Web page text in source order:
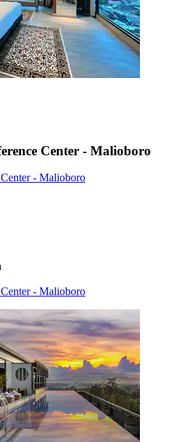
Center - Malioboro
- Malioboro
- Malioboro